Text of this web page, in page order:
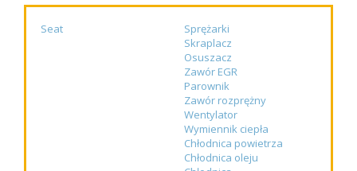
Seat
Sprężarki
Skraplacz
Osuszacz
Zawór EGR
Parownik
Zawór rozprężny
Wentylator
Wymiennik ciepła
Chłodnica powietrza
Chłodnica oleju